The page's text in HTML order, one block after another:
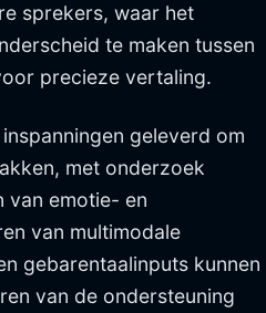
sprekers, waar het
te maken tussen
precieze vertaling.
geleverd om
met onderzoek
van emotie- en
van multimodale
gebarentaalinputs kunnen
van de ondersteuning